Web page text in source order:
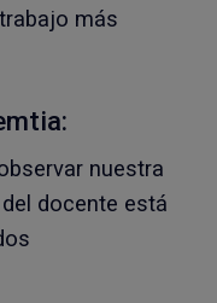
más
nuestra
docente está